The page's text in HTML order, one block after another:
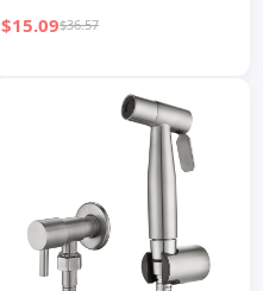
$15.09$36.57